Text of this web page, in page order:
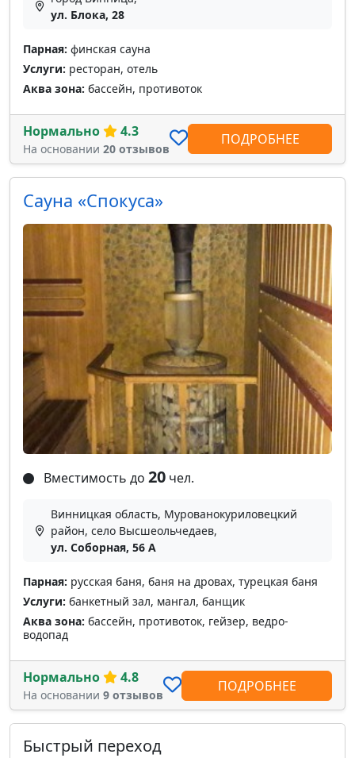
ул. Блока, 28
Парная: финская сауна
Услуги: ресторан, отель
Аква зона: бассейн, противоток
Нормально 4.3
На основании 20 отзывов
ПОДРОБНЕЕ
Сауна «Спокуса»
Вместимость до 20 чел.
Винницкая область, Мурованокуриловецкий
район, село Высшеольчедаев,
ул. Соборная, 56 A
Парная: русская баня, баня на дровах, турецкая баня
Услуги: банкетный зал, мангал, банщик
Аква зона: бассейн, противоток, гейзер, ведро-
водопад
Нормально 4.8
На основании 9 отзывов
ПОДРОБНЕЕ
Быстрый переход